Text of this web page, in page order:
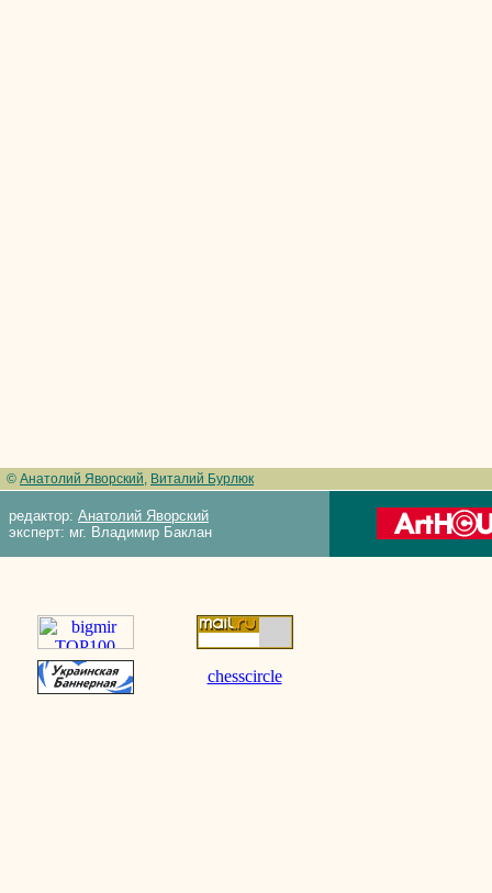
© Анатолий Яворский, Виталий Бурлюк
редактор: Анатолий Яворский
эксперт: мг. Владимир Баклан
chesscircle